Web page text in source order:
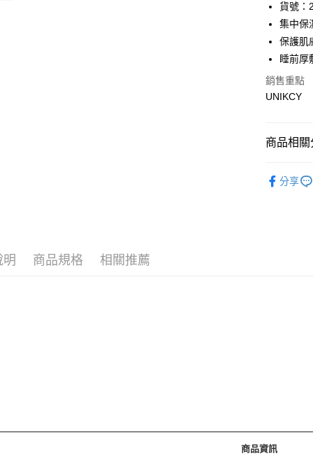
LINE Pay
Apple Pay
街口支付
運送方式
貨號：
集中保
保護肌
睡前厚
銷售重點
UNIKCY
商品相關
分享
明 商品規格 相關推薦
商品資訊